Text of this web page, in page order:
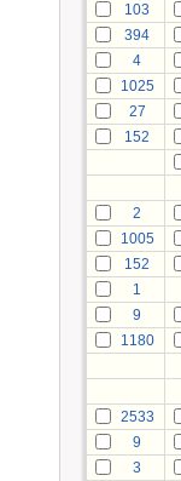
103
394
4
1025
27
152
2
1005
152
1
9
1180
2533
9
3